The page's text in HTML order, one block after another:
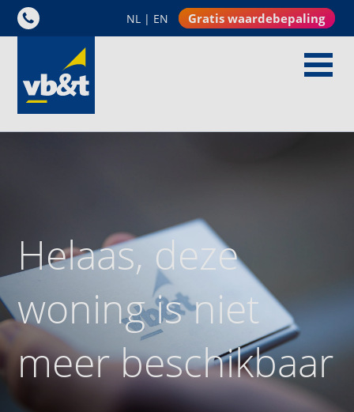
NL | EN Gratis waardebepaling
Helaas, deze
woning is niet
meer beschikbaar